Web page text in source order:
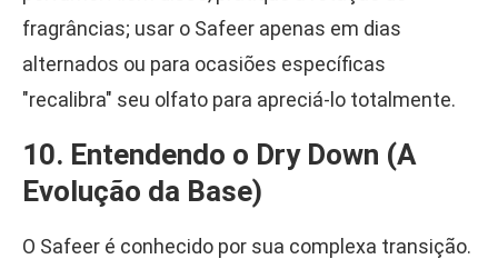
fragrâncias; usar o Safeer apenas em dias
alternados ou para ocasiões específicas
"recalibra" seu olfato para apreciá-lo totalmente.
10. Entendendo o Dry Down (A
Evolução da Base)
O Safeer é conhecido por sua complexa transição.